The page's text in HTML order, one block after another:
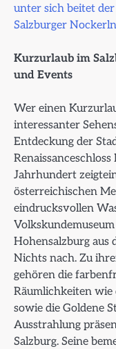
unter sich beitet
Salzburger
Kurzurlaub im
und Events
Wer einen
interessanter
Entdeckung der
Jahrhundert
österreichischen
eindrucksvollen
Hohensalzburg aus
Nichts nach. Zu
gehören die
Räumlichkeiten wie
sowie die Goldene
Ausstrahlung
Salzburg. Seine